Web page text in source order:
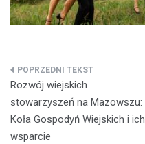
Nawigacja
wpisu
Rozwój wiejskich
stowarzyszeń na Mazowszu:
Koła Gospodyń Wiejskich i ich
wsparcie